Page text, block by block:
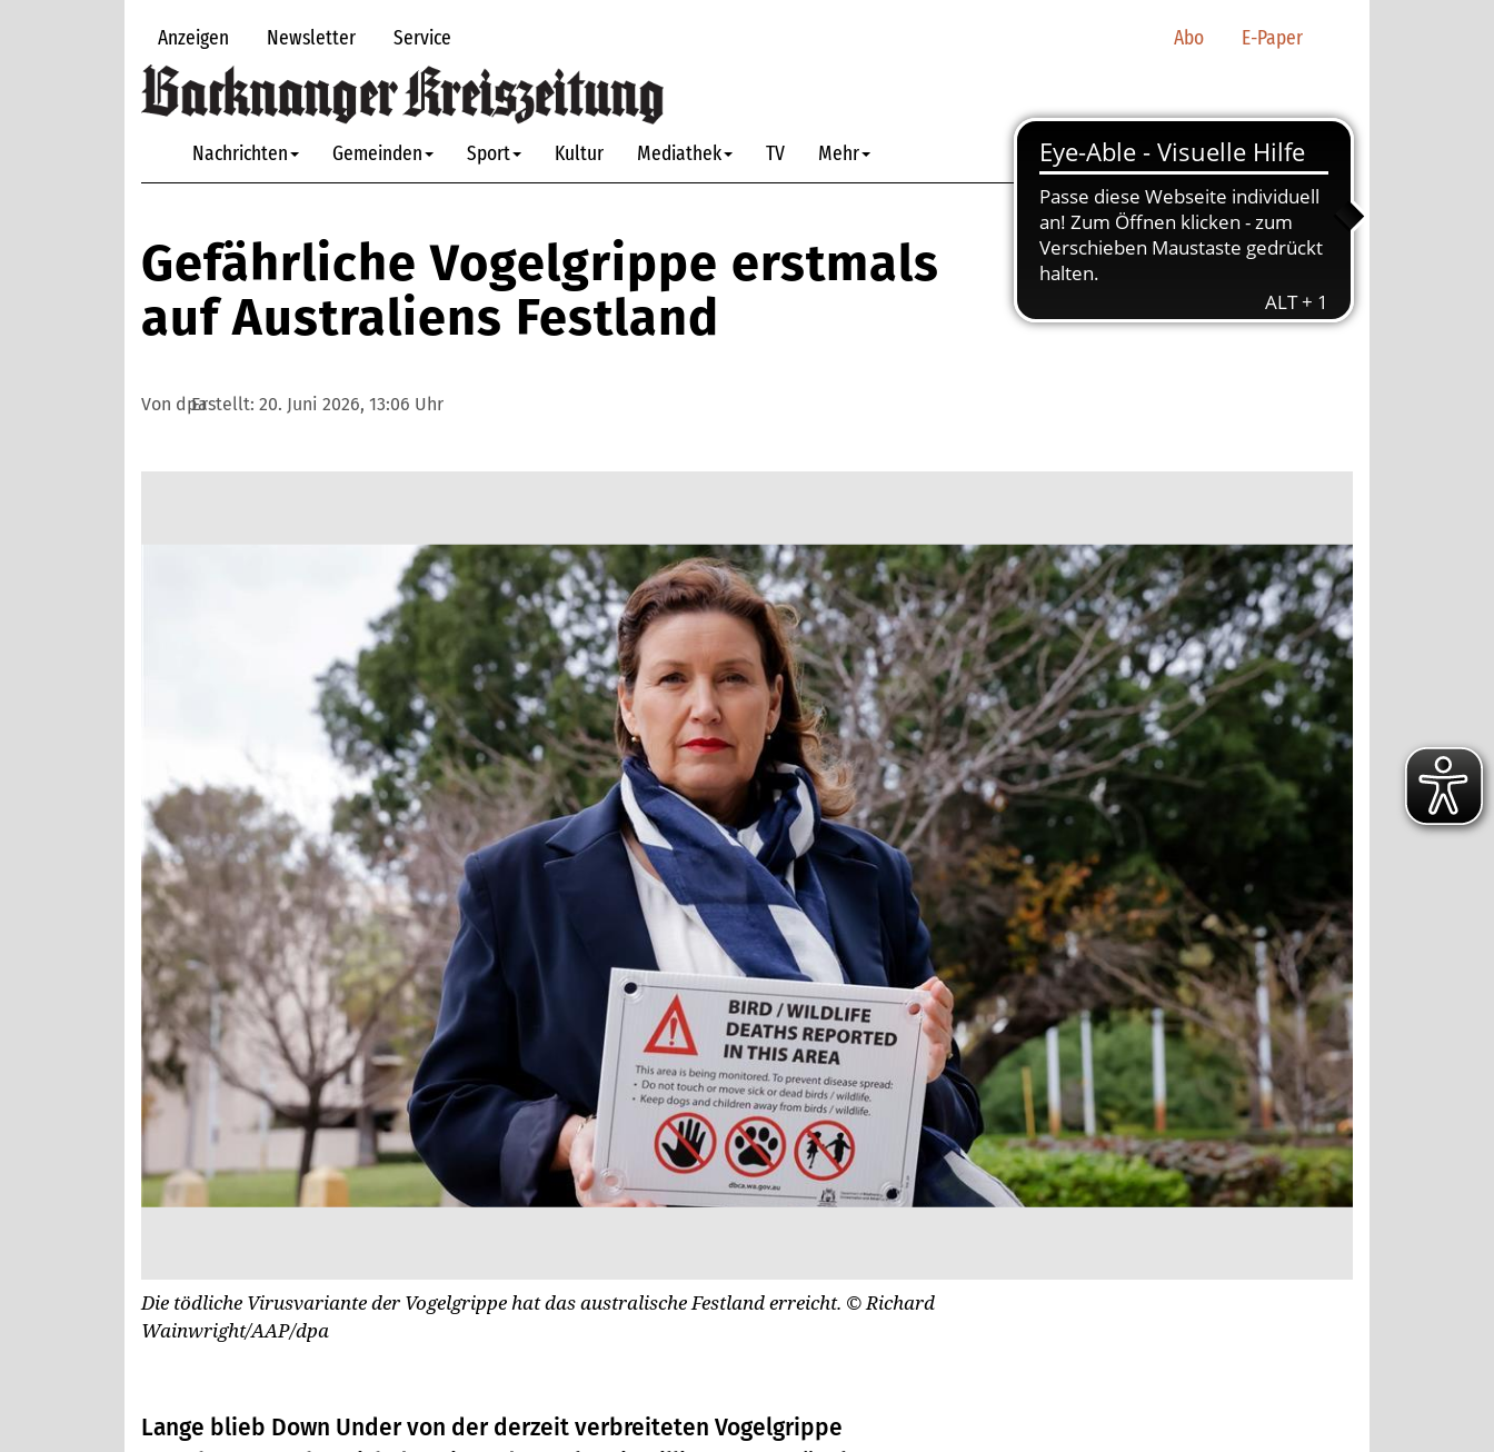
Anzeigen Newsletter Service Abo E-Paper
Nachrichten Gemeinden Sport Kultur Mediathek TV Mehr
Gefährliche Vogelgrippe erstmals
auf Australiens Festland
Von dpaErstellt: 20. Juni 2026, 13:06 Uhr
Die tödliche Virusvariante der Vogelgrippe hat das australische Festland erreicht. © Richard
Wainwright/AAP/dpa
Lange blieb Down Under von der derzeit verbreiteten Vogelgrippe